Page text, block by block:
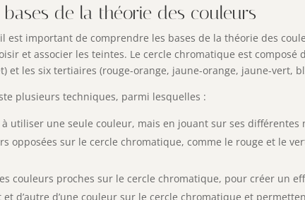
de la théorie des couleurs
est important de comprendre les bases de la théorie des
et associer les teintes. Le cercle chromatique est composé
et les six tertiaires (rouge-orange, jaune-orange, jaune-vert,
plusieurs techniques, parmi lesquelles :
à utiliser une seule couleur, mais en jouant sur ses
opposées sur le cercle chromatique, comme le rouge et le
couleurs proches sur le cercle chromatique, pour créer un
d’autre d’une couleur sur le cercle chromatique et